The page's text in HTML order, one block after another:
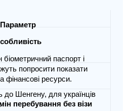
Параметр
біометричний паспорт і
попросити показати
фінансові ресурси.
до Шенгену, для українців
перебування без візи